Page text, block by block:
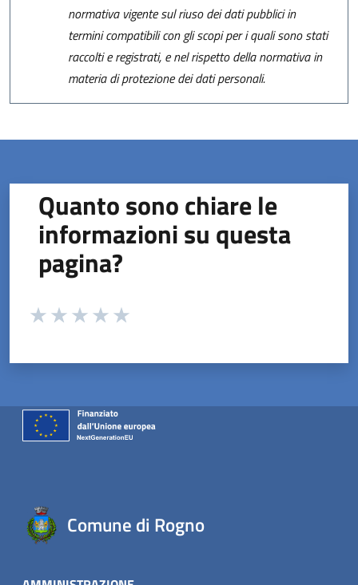
normativa vigente sul riuso dei dati pubblici in
termini compatibili con gli scopi per i quali sono stati
raccolti e registrati, e nel rispetto della normativa in
materia di protezione dei dati personali.
Quanto sono chiare le
informazioni su questa
pagina?
Valuta da 1 a 5 stelle la pagina
Comune di Rogno